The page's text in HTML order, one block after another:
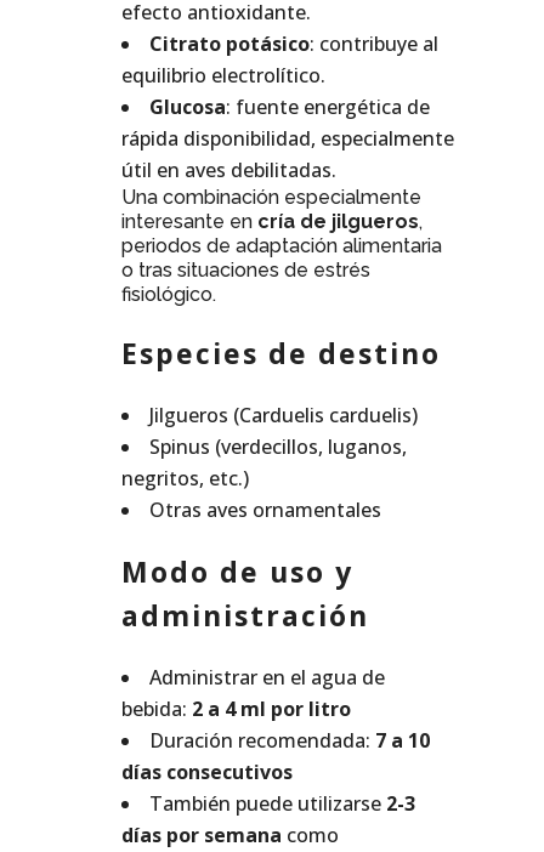
efecto antioxidante.
Citrato potásico: contribuye al
equilibrio electrolítico.
Glucosa: fuente energética de
rápida disponibilidad, especialmente
útil en aves debilitadas.
Una combinación especialmente
interesante en cría de jilgueros,
periodos de adaptación alimentaria
o tras situaciones de estrés
fisiológico.
Especies de destino
Jilgueros (Carduelis carduelis)
Spinus (verdecillos, luganos,
negritos, etc.)
Otras aves ornamentales
Modo de uso y
administración
Administrar en el agua de
bebida: 2 a 4 ml por litro
Duración recomendada: 7 a 10
días consecutivos
También puede utilizarse 2-3
días por semana como